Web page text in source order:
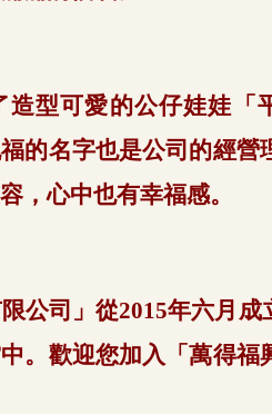
造型可愛的公仔娃娃「
的名字也是公司的經
，心中也有幸福感。
限公司」從2015年六月成
。歡迎您加入「萬得